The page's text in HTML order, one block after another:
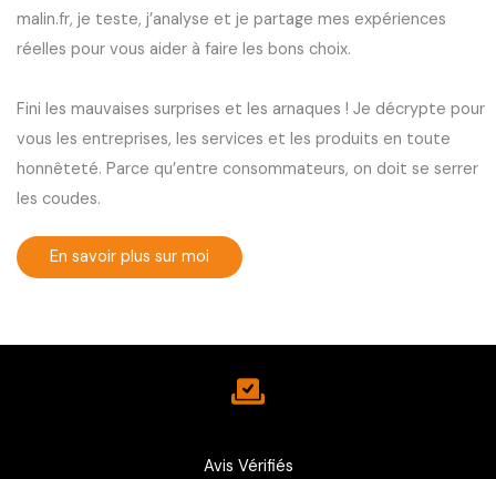
malin.fr, je teste, j’analyse et je partage mes expériences
réelles pour vous aider à faire les bons choix.
Fini les mauvaises surprises et les arnaques ! Je décrypte pour
vous les entreprises, les services et les produits en toute
honnêteté. Parce qu’entre consommateurs, on doit se serrer
les coudes.
En savoir plus sur moi
Avis Vérifiés